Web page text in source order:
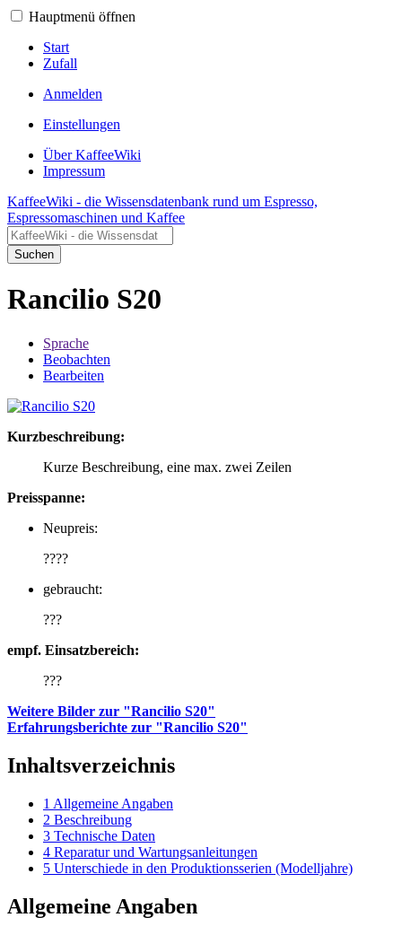
Hauptmenü öffnen
Start
Zufall
Anmelden
Einstellungen
Über KaffeeWiki
Impressum
KaffeeWiki - die Wissensdatenbank rund um Espresso,
Espressomaschinen und Kaffee
Suchen
Rancilio S20
Sprache
Beobachten
Bearbeiten
Kurzbeschreibung:
Kurze Beschreibung, eine max. zwei Zeilen
Preisspanne:
Neupreis:
????
gebraucht:
???
empf. Einsatzbereich:
???
Weitere Bilder zur "Rancilio S20"
Erfahrungsberichte zur "Rancilio S20"
Inhaltsverzeichnis
1 Allgemeine Angaben
2 Beschreibung
3 Technische Daten
4 Reparatur und Wartungsanleitungen
5 Unterschiede in den Produktionsserien (Modelljahre)
Allgemeine Angaben